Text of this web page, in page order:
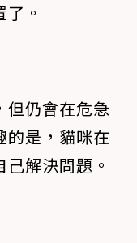
。
但仍會在危急
的是，貓咪在
解決問題。